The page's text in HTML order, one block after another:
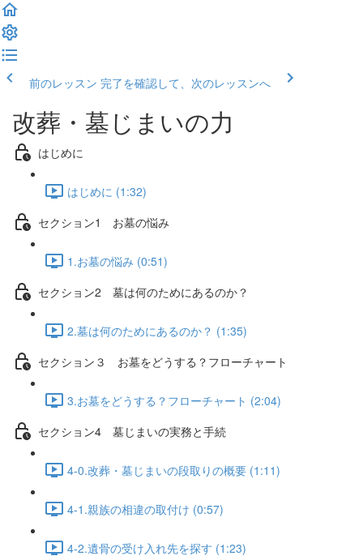
前のレッスン 完了を確認して、次のレッスンへ
改葬・墓じまいの力
はじめに
はじめに (1:32)
セクション1 お墓の悩み
1.お墓の悩み (0:51)
セクション2 墓は何のためにあるのか？
2.墓は何のためにあるのか？ (1:35)
セクション３ お墓をどうする？フローチャート
3.お墓をどうする？フローチャート (2:04)
セクション4 墓じまいの実務と手続
4-0.改葬・墓じまいの段取りの概要 (1:11)
4-1.親族の相違の取付け (0:57)
4-2.遺骨の受け入れ先を探す (1:23)